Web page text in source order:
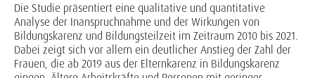
Die Studie präsentiert eine qualitative und quantitative
Analyse der Inanspruchnahme und der Wirkungen von
Bildungskarenz und Bildungsteilzeit im Zeitraum 2010 bis 2021.
Dabei zeigt sich vor allem ein deutlicher Anstieg der Zahl der
Frauen, die ab 2019 aus der Elternkarenz in Bildungskarenz